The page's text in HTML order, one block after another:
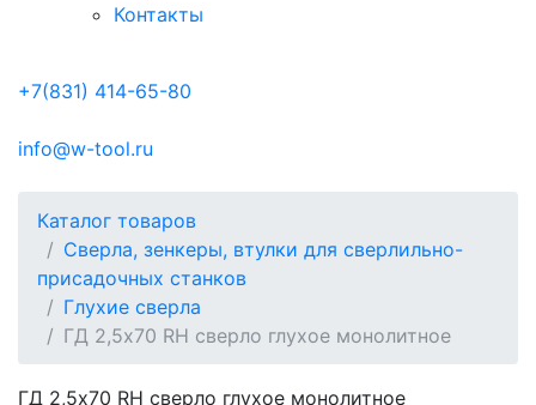
Контакты
+7(831) 414-65-80
info@w-tool.ru
Каталог товаров
Сверла, зенкеры, втулки для сверлильно-
присадочных станков
Глухие сверла
ГД 2,5х70 RH сверло глухое монолитное
ГД 2,5х70 RH сверло глухое монолитное